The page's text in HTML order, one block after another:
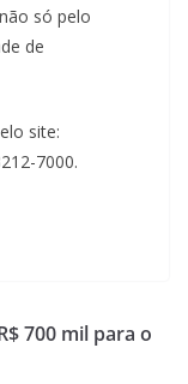
só pelo
de
site:
7000.
700 mil para o